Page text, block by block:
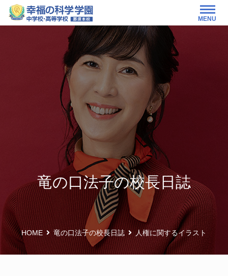
MENU
竜の口法子の校長日誌
HOME 竜の口法子の校長日誌 人権に関するイラスト